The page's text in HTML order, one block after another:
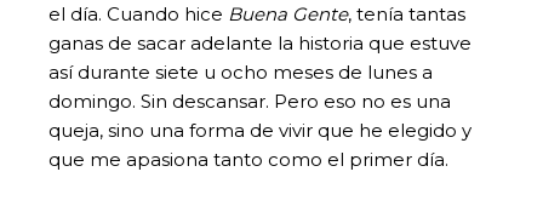
el día. Cuando hice Buena Gente, tenía tantas
ganas de sacar adelante la historia que estuve
así durante siete u ocho meses de lunes a
domingo. Sin descansar. Pero eso no es una
queja, sino una forma de vivir que he elegido y
que me apasiona tanto como el primer día.